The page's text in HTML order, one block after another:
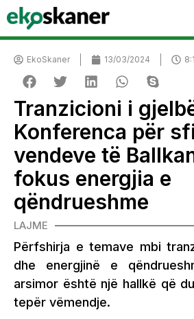
EkoSkaner 13/03/2024
Tranzicioni i
Konferenca për
vendeve të
fokus energjia e
qëndrueshme
LAJME
Përfshirja e temave mbi
dhe energjinë e
arsimor është një hallkë që
tepër vëmendje.